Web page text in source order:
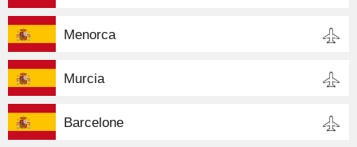
Menorca
Murcia
Barcelone